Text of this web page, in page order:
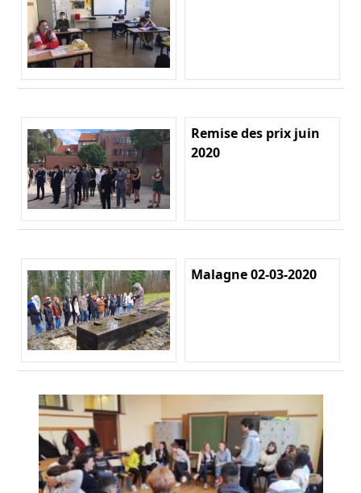
Remise des prix juin
2020
Malagne 02-03-2020